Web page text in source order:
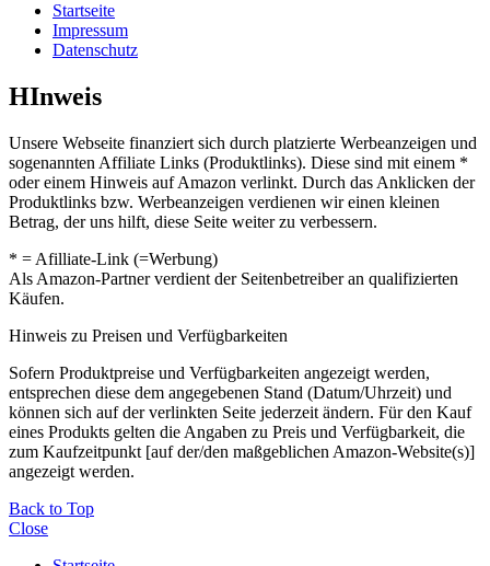
Startseite
Impressum
Datenschutz
HInweis
Unsere Webseite finanziert sich durch platzierte Werbeanzeigen und
sogenannten Affiliate Links (Produktlinks). Diese sind mit einem *
oder einem Hinweis auf Amazon verlinkt. Durch das Anklicken der
Produktlinks bzw. Werbeanzeigen verdienen wir einen kleinen
Betrag, der uns hilft, diese Seite weiter zu verbessern.
* = Afilliate-Link (=Werbung)
Als Amazon-Partner verdient der Seitenbetreiber an qualifizierten
Käufen.
Hinweis zu Preisen und Verfügbarkeiten
Sofern Produktpreise und Verfügbarkeiten angezeigt werden,
entsprechen diese dem angegebenen Stand (Datum/Uhrzeit) und
können sich auf der verlinkten Seite jederzeit ändern. Für den Kauf
eines Produkts gelten die Angaben zu Preis und Verfügbarkeit, die
zum Kaufzeitpunkt [auf der/den maßgeblichen Amazon-Website(s)]
angezeigt werden.
Back to Top
Close